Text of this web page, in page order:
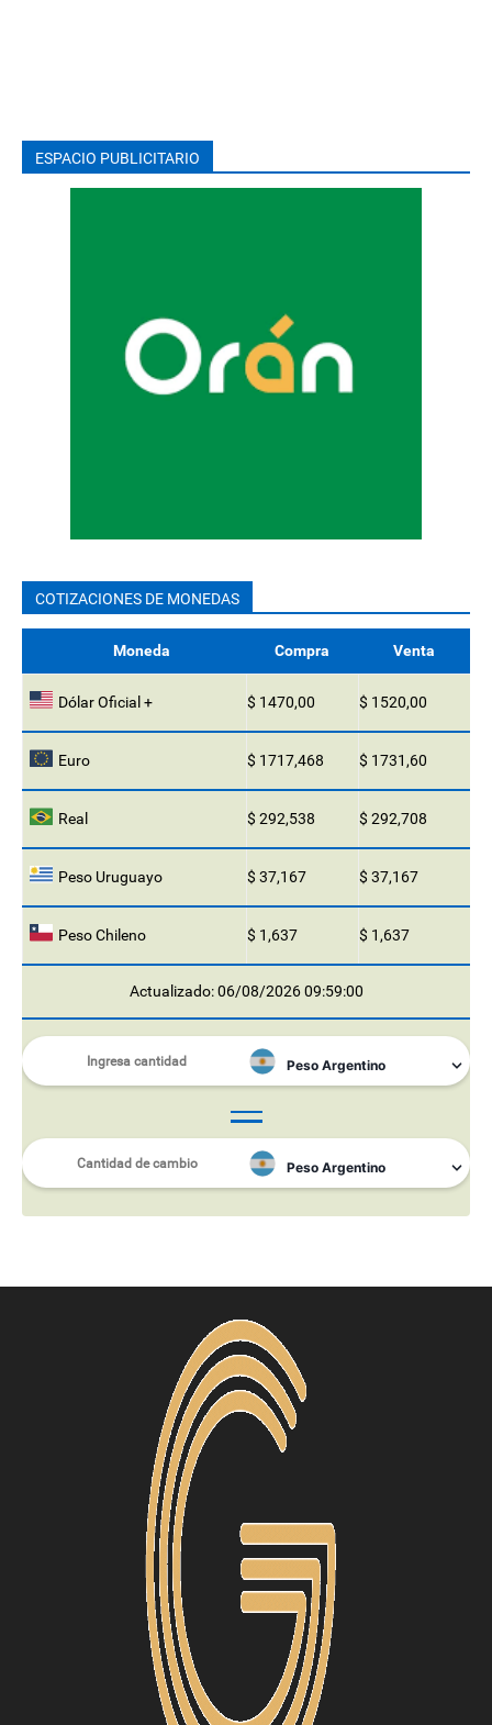
ESPACIO PUBLICITARIO
COTIZACIONES DE MONEDAS
Moneda Compra Venta
Dólar Oficial + $ 1470,00 $ 1520,00
Euro $ 1717,468 $ 1731,60
Real $ 292,538 $ 292,708
Peso Uruguayo $ 37,167 $ 37,167
Peso Chileno $ 1,637 $ 1,637
Actualizado: 06/08/2026 09:59:00